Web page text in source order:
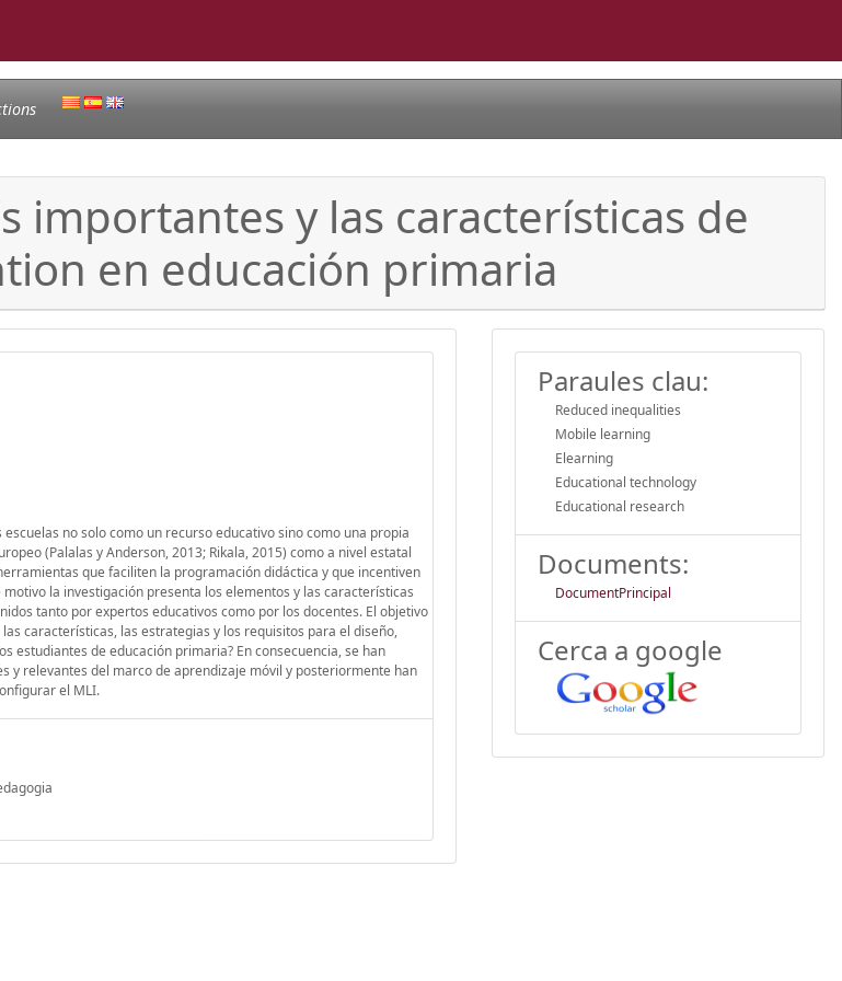
importantes y las características de
en educación primaria
no solo como un recurso educativo sino como una propia
(Palalas y Anderson, 2013; Rikala, 2015) como a nivel estatal
que faciliten la programación didáctica y que incentiven
la investigación presenta los elementos y las características
tanto por expertos educativos como por los docentes. El objetivo
características, las estrategias y los requisitos para el diseño,
de educación primaria? En consecuencia, se han
y relevantes del marco de aprendizaje móvil y posteriormente han
el MLI.
Paraules clau:
Reduced inequalities
Mobile learning
Elearning
Educational technology
Educational research
Documents:
DocumentPrincipal
Cerca a google